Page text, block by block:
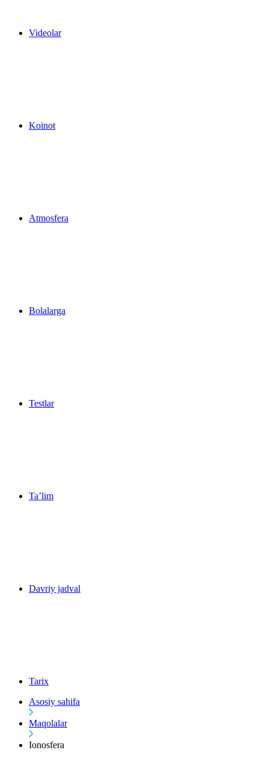
Videolar
Koinot
Atmosfera
Bolalarga
Testlar
Ta’lim
Davriy jadval
Tarix
Asosiy sahifa
Maqolalar
Ionosfera